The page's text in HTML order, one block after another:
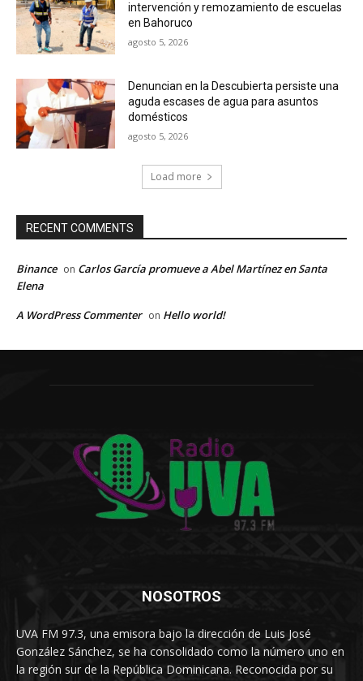
intervención y remozamiento de escuelas
en Bahoruco
agosto 5, 2026
Denuncian en la Descubierta persiste una
aguda escases de agua para asuntos
domésticos
agosto 5, 2026
Load more
RECENT COMMENTS
Binance on Carlos García promueve a Abel Martínez en Santa
Elena
A WordPress Commenter on Hello world!
NOSOTROS
UVA FM 97.3, una emisora bajo la dirección de Luis José
González Sánchez, se ha consolidado como la número uno en
la región sur de la República Dominicana. Reconocida por su